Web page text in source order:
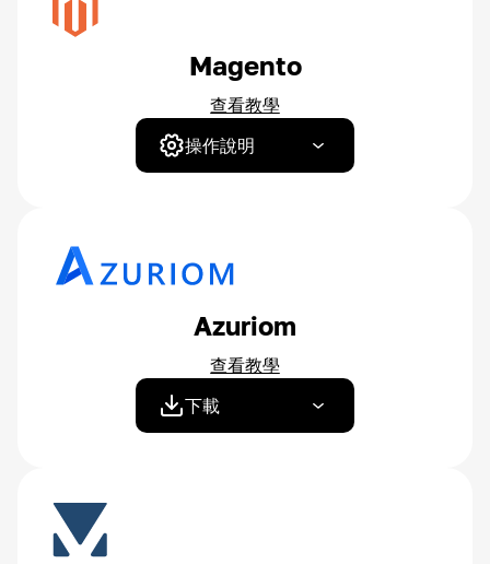
Magento
查看教學
操作說明
Azuriom
查看教學
下載